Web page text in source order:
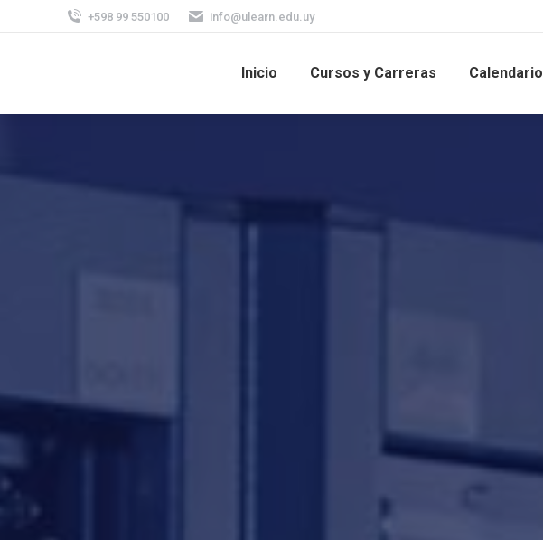
+598 99 550100 info@ulearn.edu.uy
Inicio Cursos y Carreras Calendario